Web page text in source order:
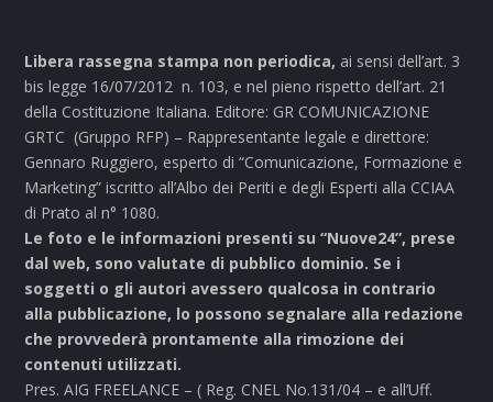
Libera rassegna stampa non periodica, ai sensi dell’art. 3
bis legge 16/07/2012 n. 103, e nel pieno rispetto dell’art. 21
della Costituzione Italiana. Editore: GR COMUNICAZIONE
GRTC (Gruppo RFP) – Rappresentante legale e direttore:
Gennaro Ruggiero, esperto di “Comunicazione, Formazione e
Marketing” iscritto all’Albo dei Periti e degli Esperti alla CCIAA
di Prato al n° 1080.
Le foto e le informazioni presenti su “Nuove24”, prese
dal web, sono valutate di pubblico dominio. Se i
soggetti o gli autori avessero qualcosa in contrario
alla pubblicazione, lo possono segnalare alla redazione
che provvederà prontamente alla rimozione dei
contenuti utilizzati.
Pres. AIG FREELANCE – ( Reg. CNEL No.131/04 – e all’Uff.